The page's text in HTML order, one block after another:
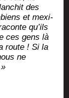
des
et mexi­
qu’ils
ces gens là
route ! Si la
ne